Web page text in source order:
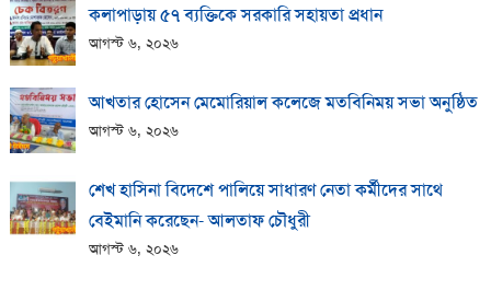
কলাপাড়ায় ​৫৭ ব্যক্তিকে সরকারি সহায়তা প্রধান
আগস্ট ৬, ২০২৬
আখতার হোসেন মেমোরিয়াল কলেজে মতবিনিময় সভা অনুষ্ঠিত
আগস্ট ৬, ২০২৬
শেখ হাসিনা বিদেশে পালিয়ে সাধারণ নেতা কর্মীদের সাথে
বেইমানি করেছেন- আলতাফ চৌধুরী
আগস্ট ৬, ২০২৬